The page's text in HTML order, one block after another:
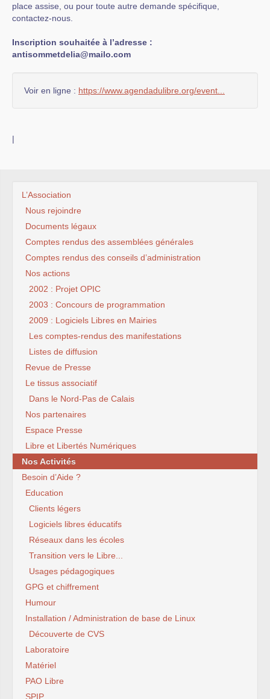
place assise, ou pour toute autre demande spécifique,
contactez-nous.
Inscription souhaitée à l’adresse :
antisommetdelia@mailo.com
Voir en ligne : https://www.agendadulibre.org/event...
|
L’Association
Nous rejoindre
Documents légaux
Comptes rendus des assemblées générales
Comptes rendus des conseils d’administration
Nos actions
2002 : Projet OPIC
2003 : Concours de programmation
2009 : Logiciels Libres en Mairies
Les comptes-rendus des manifestations
Listes de diffusion
Revue de Presse
Le tissus associatif
Dans le Nord-Pas de Calais
Nos partenaires
Espace Presse
Libre et Libertés Numériques
Nos Activités
Besoin d’Aide ?
Education
Clients légers
Logiciels libres éducatifs
Réseaux dans les écoles
Transition vers le Libre...
Usages pédagogiques
GPG et chiffrement
Humour
Installation / Administration de base de Linux
Découverte de CVS
Laboratoire
Matériel
PAO Libre
SPIP